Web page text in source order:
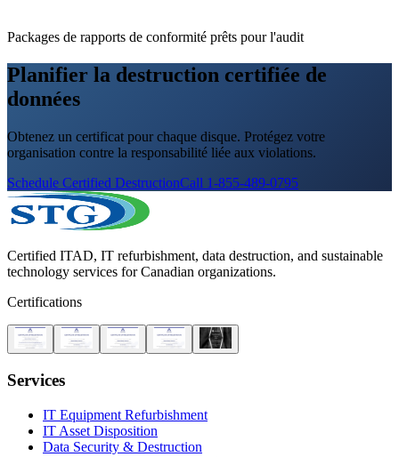
Packages de rapports de conformité prêts pour l'audit
Planifier la destruction certifiée de
données
Obtenez un certificat pour chaque disque. Protégez votre
organisation contre la responsabilité liée aux violations.
Schedule Certified DestructionCall 1-855-489-0795
Certified ITAD, IT refurbishment, data destruction, and sustainable
technology services for Canadian organizations.
Certifications
Services
IT Equipment Refurbishment
IT Asset Disposition
Data Security & Destruction